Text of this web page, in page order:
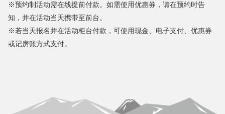
※预约制活动需在线提前付款。如需使用优惠券，请在预约时告
知，并在活动当天携带至前台。
※若当天报名并在活动柜台付款，可使用现金、电子支付、优惠券
或记房账方式支付。